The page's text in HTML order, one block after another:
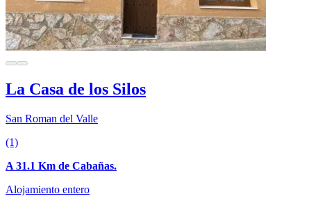
La Casa de los Silos
San Roman del Valle
(1)
A 31.1 Km de Cabañas.
Alojamiento entero